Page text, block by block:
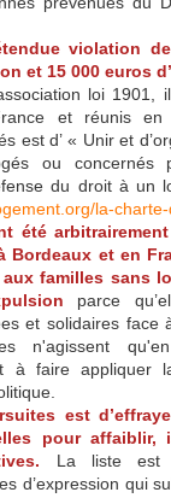
violation
et 15 000 euros
loi 1901,
et réunis en
est d’ « Unir et
ou
du droit à un
la-
été
Bordeaux et en
familles sans
parce
et solidaires face
n'agissent
à faire appliquer
est
pour affaiblir,
La liste est
d’expression qui